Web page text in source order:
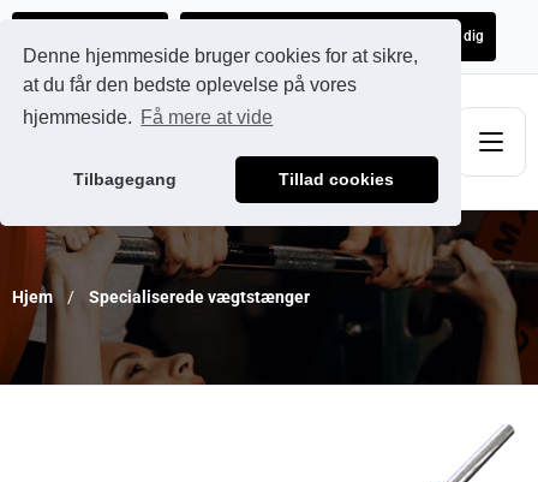
Denne hjemmeside bruger cookies for at sikre,
at du får den bedste oplevelse på vores
hjemmeside. Få mere at vide
Tilbagegang Tillad cookies
Få et uforpligtende tilbud skræddersyet til dig
Hjem Specialiserede vægtstænger